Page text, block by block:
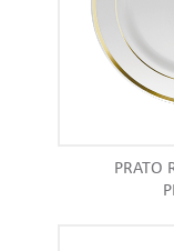
PRATO